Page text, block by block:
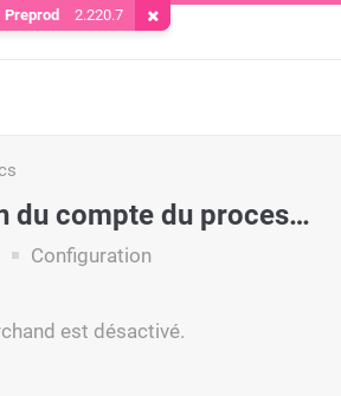
Configuration du compte du processeur
Configuration
est désactivé.
Preprod 2.220.7 Supprimer le cookie